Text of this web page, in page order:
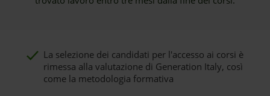
La selezione dei candidati per l'accesso ai corsi è
rimessa alla valutazione di Generation Italy, così
come la metodologia formativa